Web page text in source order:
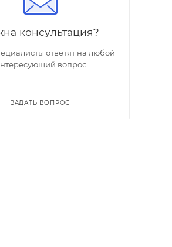
консультация?
ответят на любой
вопрос
ЗАДАТЬ ВОПРОС